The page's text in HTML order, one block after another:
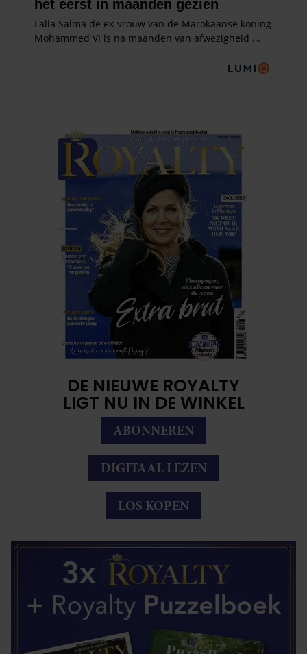
DE NIEUWE ROYALTY
LIGT NU IN DE WINKEL
ABONNEREN
DIGITAAL LEZEN
LOS KOPEN